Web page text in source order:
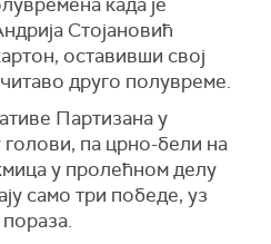
Стојановић
оставивши свој
друго полувреме.
Партизана у
голови, па црно-бели на
у пролећном делу
само три победе, уз